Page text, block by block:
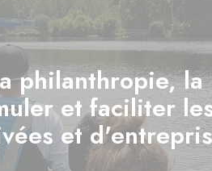
philanthropie, la
et faciliter
et